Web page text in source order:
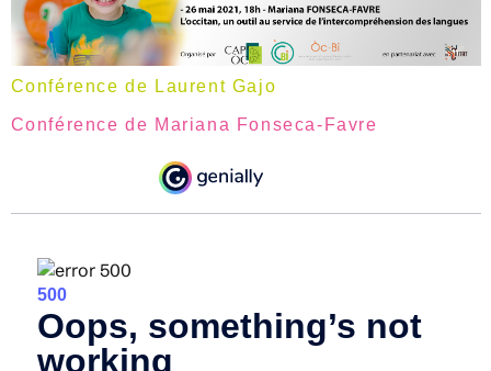
Conférence de Laurent Gajo
Conférence de Mariana Fonseca-Favre